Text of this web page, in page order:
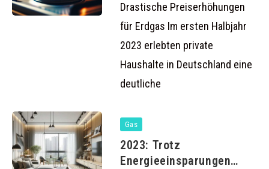
Drastische Preiserhöhungen
für Erdgas Im ersten Halbjahr
2023 erlebten private
Haushalte in Deutschland eine
deutliche
Gas
2023: Trotz
Energieeinsparungen